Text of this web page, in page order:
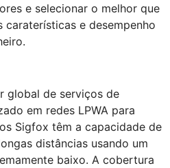
e selecionar o melhor que
caraterísticas e desempenho
global de serviços de
em redes LPWA para
Sigfox têm a capacidade de
distâncias usando um
baixo. A cobertura